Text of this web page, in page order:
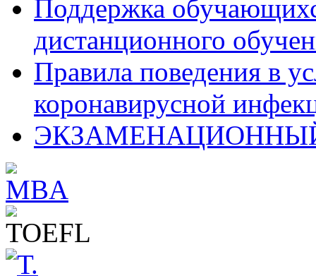
Поддержка
дистанционного
Правила поведения в
коронавирусной
ЭКЗАМЕНАЦИОННЫЙ